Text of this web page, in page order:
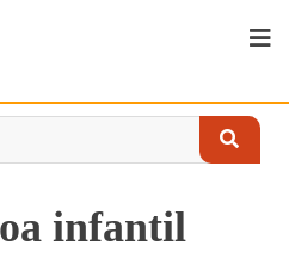
infantil